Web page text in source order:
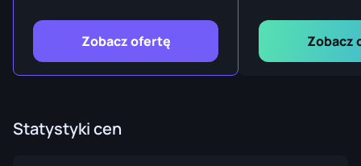
Zobacz ofertę Zobacz
Statystyki cen